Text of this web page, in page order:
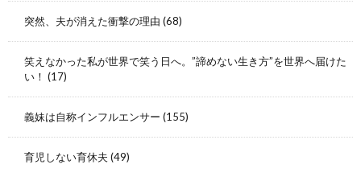
突然、夫が消えた衝撃の理由 (68)
笑えなかった私が世界で笑う日へ。”諦めない生き方”を世界へ届けた
い！ (17)
義妹は自称インフルエンサー (155)
育児しない育休夫 (49)